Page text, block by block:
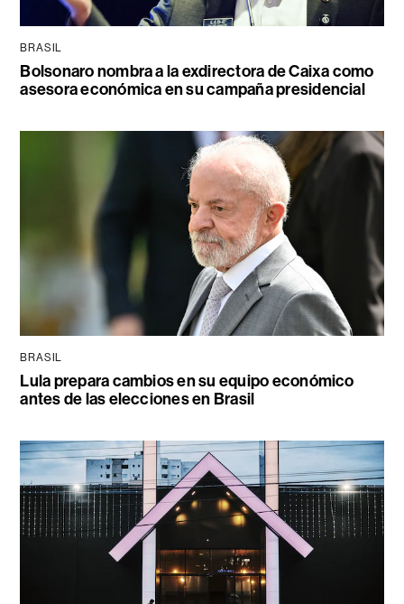
BRASIL
Bolsonaro nombra a la exdirectora de Caixa como
asesora económica en su campaña presidencial
BRASIL
Lula prepara cambios en su equipo económico
antes de las elecciones en Brasil